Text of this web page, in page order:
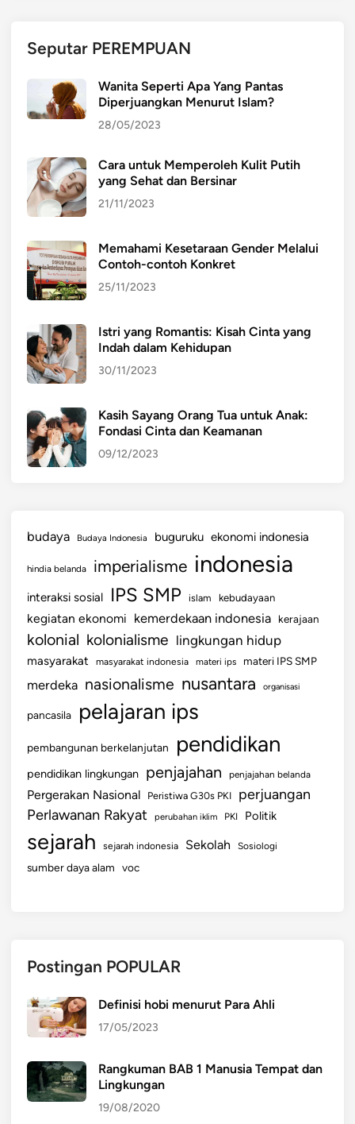
a
P
e
r
a
g
a
g
a
n
n
P
e
g
a
r
a
y
a
i
P
e
e
m
n
g
a
n
n
g
y
a
Seputar PEREMPUAN
Wanita Seperti Apa Yang Pantas
Diperjuangkan Menurut Islam?
28/05/2023
Cara untuk Memperoleh Kulit Putih
yang Sehat dan Bersinar
21/11/2023
Memahami Kesetaraan Gender Melalui
Contoh-contoh Konkret
25/11/2023
Istri yang Romantis: Kisah Cinta yang
Indah dalam Kehidupan
30/11/2023
Kasih Sayang Orang Tua untuk Anak:
Fondasi Cinta dan Keamanan
09/12/2023
budaya Budaya Indonesia buguruku ekonomi indonesia
hindia belanda imperialisme indonesia
interaksi sosial IPS SMP islam kebudayaan
kegiatan ekonomi kemerdekaan indonesia kerajaan
kolonial kolonialisme lingkungan hidup
masyarakat masyarakat indonesia materi ips materi IPS SMP
merdeka nasionalisme nusantara organisasi
pancasila pelajaran ips
pembangunan berkelanjutan pendidikan
pendidikan lingkungan penjajahan penjajahan belanda
Pergerakan Nasional Peristiwa G30s PKI perjuangan
Perlawanan Rakyat perubahan iklim PKI Politik
sejarah sejarah indonesia Sekolah Sosiologi
sumber daya alam voc
Postingan POPULAR
Definisi hobi menurut Para Ahli
17/05/2023
Rangkuman BAB 1 Manusia Tempat dan
Lingkungan
19/08/2020